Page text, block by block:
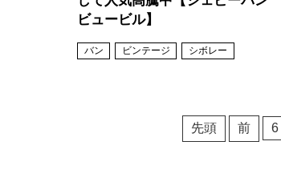
ビュービル】
バン ビンテージ シボレー
先頭 前 6